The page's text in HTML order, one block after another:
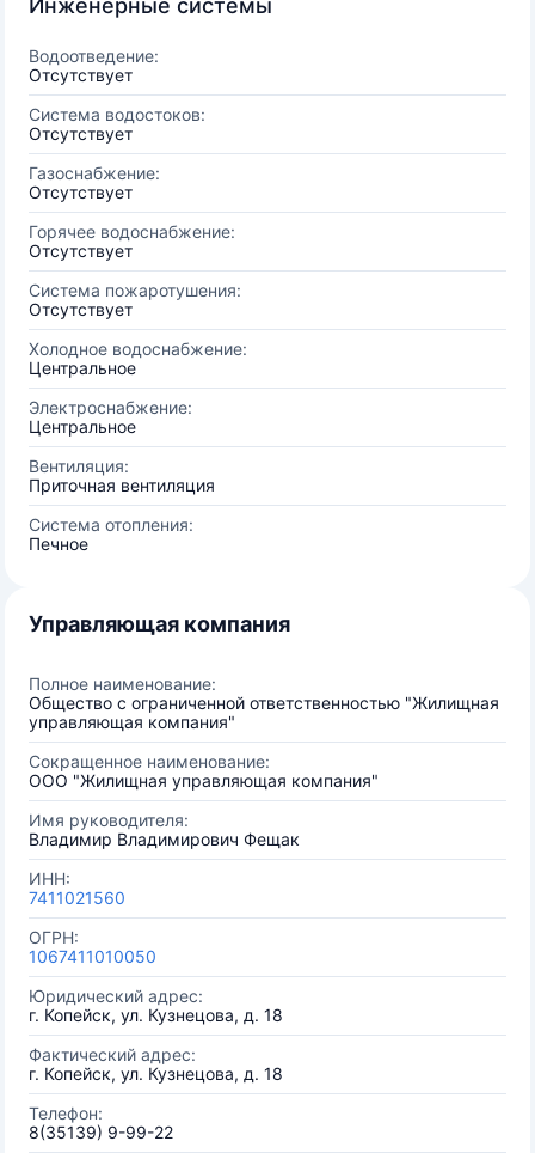
Инженерные системы
Водоотведение:
Отсутствует
Система водостоков:
Отсутствует
Газоснабжение:
Отсутствует
Горячее водоснабжение:
Отсутствует
Система пожаротушения:
Отсутствует
Холодное водоснабжение:
Центральное
Электроснабжение:
Центральное
Вентиляция:
Приточная вентиляция
Система отопления:
Печное
Управляющая компания
Полное наименование:
Общество с ограниченной ответственностью "Жилищная
управляющая компания"
Сокращенное наименование:
ООО "Жилищная управляющая компания"
Имя руководителя:
Владимир Владимирович Фещак
ИНН:
7411021560
ОГРН:
1067411010050
Юридический адрес:
г. Копейск, ул. Кузнецова, д. 18
Фактический адрес:
г. Копейск, ул. Кузнецова, д. 18
Телефон:
8(35139) 9-99-22